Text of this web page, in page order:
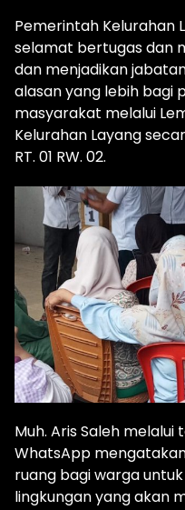
Pemerintah Kelurahan
selamat bertugas dan
dan menjadikan
alasan yang lebih bagi
masyarakat melalui
Kelurahan Layang
RT. 01 RW. 02.
Muh. Aris Saleh
WhatsApp
ruang bagi warga
lingkungan yang akan